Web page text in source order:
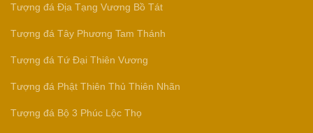
Tượng đá Địa Tạng Vương Bồ Tát
Tượng đá Tây Phương Tam Thánh
Tượng đá Tứ Đại Thiên Vương
Tượng đá Phật Thiên Thủ Thiên Nhãn
Tượng đá Bộ 3 Phúc Lộc Thọ